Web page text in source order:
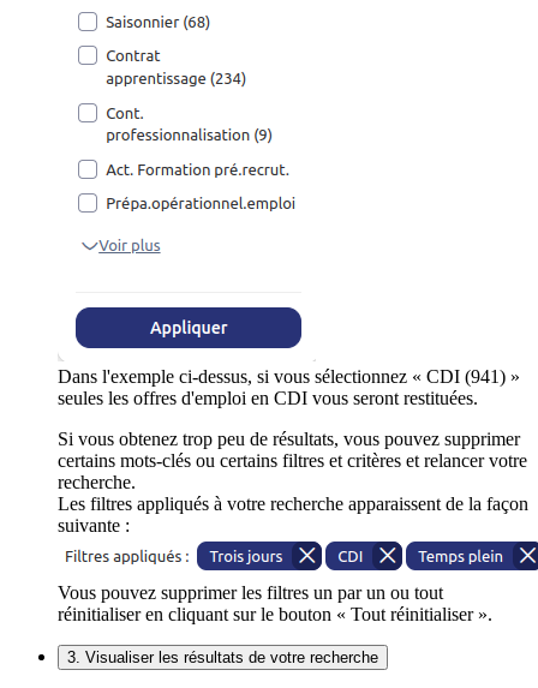
Dans l'exemple ci-dessus, si vous sélectionnez « CDI (941) »
seules les offres d'emploi en CDI vous seront restituées.
Si vous obtenez trop peu de résultats, vous pouvez supprimer
certains mots-clés ou certains filtres et critères et relancer votre
recherche.
Les filtres appliqués à votre recherche apparaissent de la façon
suivante :
Vous pouvez supprimer les filtres un par un ou tout
réinitialiser en cliquant sur le bouton « Tout réinitialiser ».
3. Visualiser les résultats de votre recherche